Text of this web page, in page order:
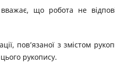
що робота не
пов’язаної з змістом
рукопису.